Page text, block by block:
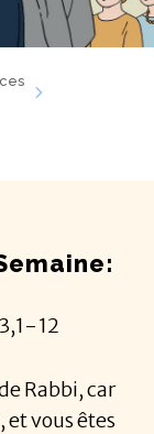
12
Rabbi, car
vous êtes